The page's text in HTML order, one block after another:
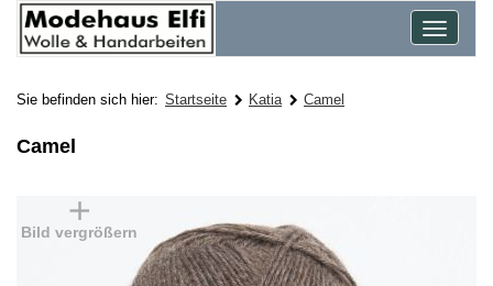
Toggle
Sie befinden sich hier: Startseite Katia Camel
Camel
Bild vergrößern